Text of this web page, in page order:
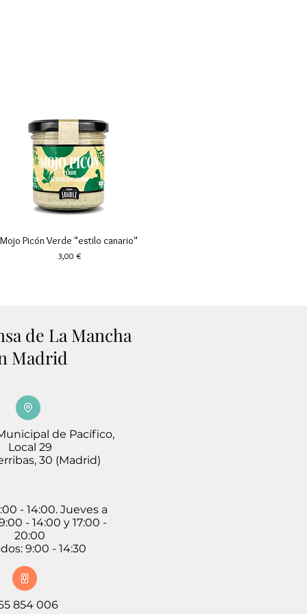
Vista rápida
Mojo Picón Verde "estilo canario"
Precio
3,00 €
de La Mancha
Madrid
de Pacífico,
Local 29
30 (Madrid)
- 14:00. Jueves a
- 14:00 y 17:00 -
20:00
9:00 - 14:30
854 006